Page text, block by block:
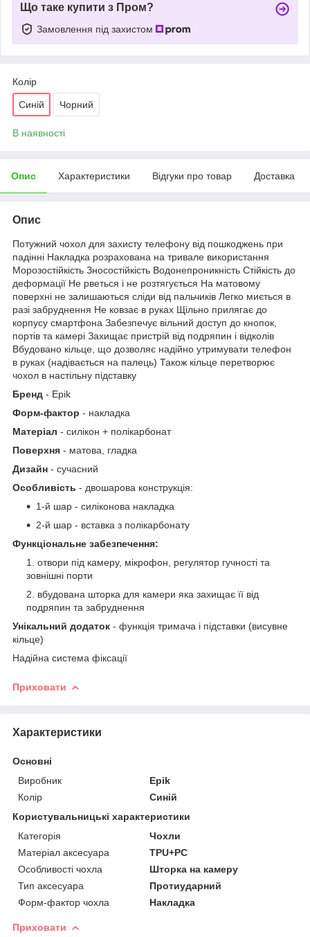
Що таке купити з Пром?
Замовлення під захистом
Колір
Синій Чорний
В наявності
Опис Характеристики Відгуки про товар Доставка
Опис
Потужний чохол для захисту телефону від пошкоджень при
падінні Накладка розрахована на тривале використання
Морозостійкість Зносостійкість Водонепроникність Стійкість до
деформації Не рветься і не розтягується На матовому
поверхні не залишаються сліди від пальчиків Легко миється в
разі забруднення Не ковзає в руках Щільно прилягає до
корпусу смартфона Забезпечує вільний доступ до кнопок,
портів та камері Захищає пристрій від подряпин і відколів
Вбудовано кільце, що дозволяє надійно утримувати телефон
в руках (надівається на палець) Також кільце перетворює
чохол в настільну підставку
Бренд - Epik
Форм-фактор - накладка
Матеріал - силікон + полікарбонат
Поверхня - матова, гладка
Дизайн - сучасний
Особливість - двошарова конструкція:
1-й шар - силіконова накладка
2-й шар - вставка з полікарбонату
Функціональне забезпечення:
отвори під камеру, мікрофон, регулятор гучності та
зовнішні порти
вбудована шторка для камери яка захищає її від
подряпин та забруднення
Унікальний додаток - функція тримача і підставки (висувне
кільце)
Надійна система фіксації
Приховати
Характеристики
Основні
Виробник
Epik
Колір
Синій
Користувальницькі характеристики
Категорія
Чохли
Матеріал аксесуара
TPU+PC
Особливості чохла
Шторка на камеру
Тип аксесуара
Протиударний
Форм-фактор чохла
Накладка
Приховати